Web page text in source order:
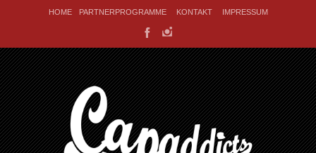
HOME PARTNERPROGRAMME KONTAKT IMPRESSUM